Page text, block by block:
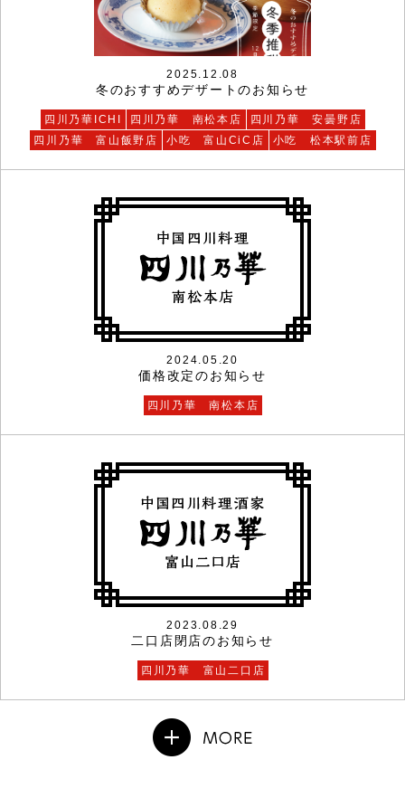
2025.12.08
冬のおすすめデザートのお知らせ
四川乃華ICHI 四川乃華 南松本店
四川乃華 安曇野店
四川乃華 富山飯野店
小吃 富山CiC店 小吃 松本駅前店
2024.05.20
価格改定のお知らせ
四川乃華 南松本店
2023.08.29
二口店閉店のお知らせ
四川乃華 富山二口店